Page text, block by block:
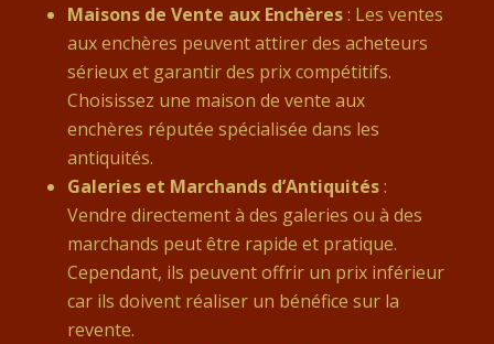
Maisons de Vente aux Enchères: Les ventes
aux enchères peuvent attirer des acheteurs
sérieux et garantir des prix compétitifs.
Choisissez une maison de vente aux
enchères réputée spécialisée dans les
antiquités.
Galeries et Marchands d’Antiquités:
Vendre directement à des galeries ou à des
marchands peut être rapide et pratique.
Cependant, ils peuvent offrir un prix inférieur
car ils doivent réaliser un bénéfice sur la
revente.